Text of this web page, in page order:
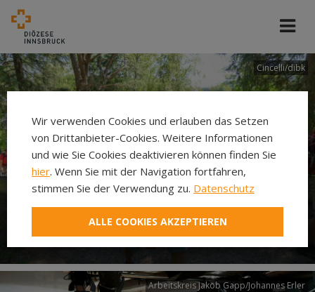
Cincelli/dibk
Neuer Pilgerweg Via
Laudato si’
Arbeitskreis Jakob Gapp/Johannes Erler
Wir verwenden Cookies und erlauben das Setzen
von Drittanbieter-Cookies. Weitere Informationen
und wie Sie Cookies deaktivieren können finden Sie
hier. Wenn Sie mit der Navigation fortfahren,
stimmen Sie der Verwendung zu. Datenschutz
ALLE COOKIES AKZEPTIEREN